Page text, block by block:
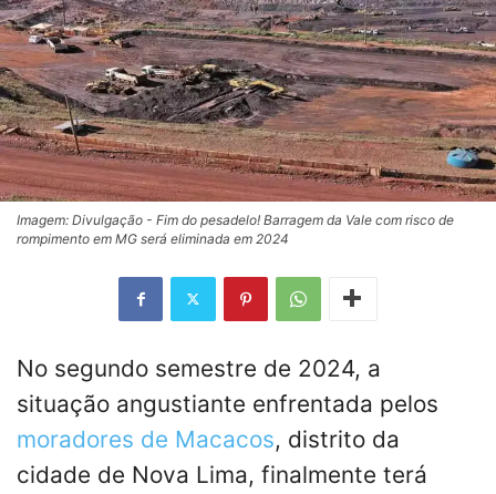
Imagem: Divulgação - Fim do pesadelo! Barragem da Vale com risco de
rompimento em MG será eliminada em 2024
No segundo semestre de 2024, a
situação angustiante enfrentada pelos
moradores de Macacos, distrito da
cidade de Nova Lima, finalmente terá